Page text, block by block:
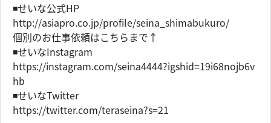
◾️せいな公式HP
http://asiapro.co.jp/profile/seina_shimabukuro/
個別のお仕事依頼はこちらまで↑
◾️せいなInstagram
https://instagram.com/seina4444?igshid=19i68nojb6v
hb
◾️せいなTwitter
https://twitter.com/teraseina?s=21